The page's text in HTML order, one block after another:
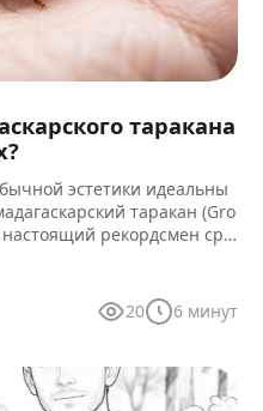
таракана
эстетики идеальны
таракан (Gro
рекордсмен сре
20 6 минут